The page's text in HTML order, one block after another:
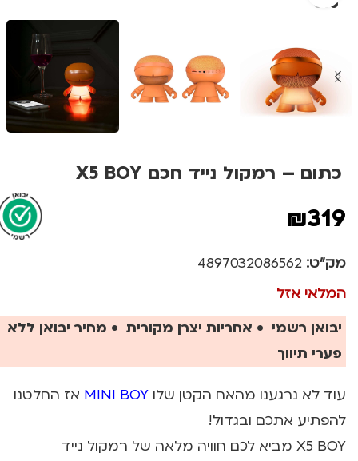
כתום – רמקול נייד חכם X5 BOY
₪319
מק"ט: 4897032086562
המלאי אזל
יבואן רשמי • אחריות יצרן מקורית • מחיר יבואן ללא
פערי תיווך
עוד לא נרגענו מהאח הקטן שלו MINI BOY אז החלטנו
להפתיע אתכם ובגדול!
X5 BOY מביא לכם חוויה מלאה של רמקול נייד